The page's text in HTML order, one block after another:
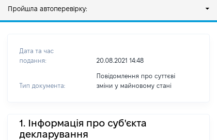
Пройшла автоперевірку:
Дата та час
подання:
20.08.2021 14:48
Тип документа:
Повідомлення про суттєві
зміни y майновому стані
1. Інформація про суб'єкта
декларування